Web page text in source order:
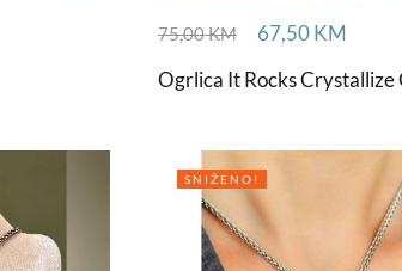
75,00KM 67,50KM
Ogrlica It Rocks Crystallize
SNIŽENO!